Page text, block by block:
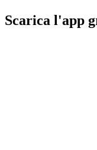
Scarica l'app